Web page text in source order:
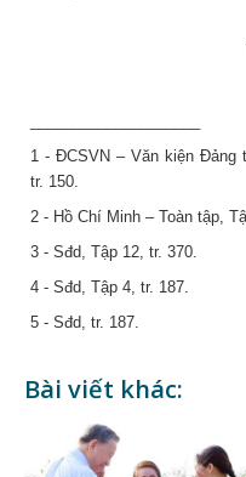
1 - ĐCSVN – Văn kiện Đảng
tr. 150.
2 - Hồ Chí Minh – Toàn tập,
3 - Sđd, Tập 12, tr. 370.
4 - Sđd, Tập 4, tr. 187.
5 - Sđd, tr. 187.
Bài viết khác: